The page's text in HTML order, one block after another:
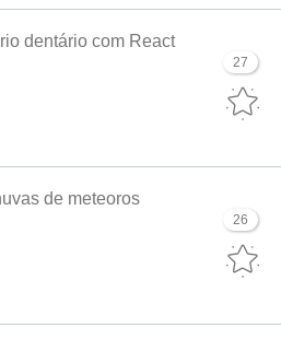
27
dentário com React
26
de meteoros